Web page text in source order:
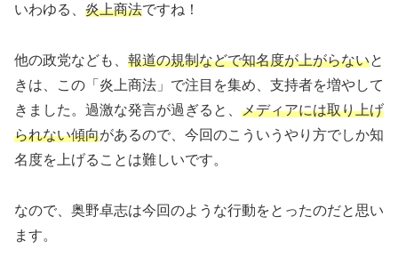
いわゆる、 炎上商法ですね！
他の政党なども、 報道の規制などで知名度が上がらないと
きは、この「炎上商法」で注目を集め、支持者を増やして
きました。過激な発言が過ぎると、 メディアには取り上げ
られない傾向があるので、今回のこういうやり方でしか知
名度を上げることは難しいです。
なので、奥野卓志は今回のような行動をとったのだと思い
ます。